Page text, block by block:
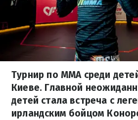
Турнир по MMA среди
Киеве. Главной
детей стала встреча с
ирландским бойцом